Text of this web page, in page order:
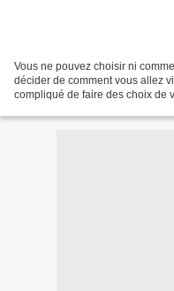
Vous ne pouvez choisir ni
décider de comment vous allez
compliqué de faire des choix de